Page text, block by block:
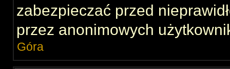
zabezpieczać przed
przez anonimowych
Góra